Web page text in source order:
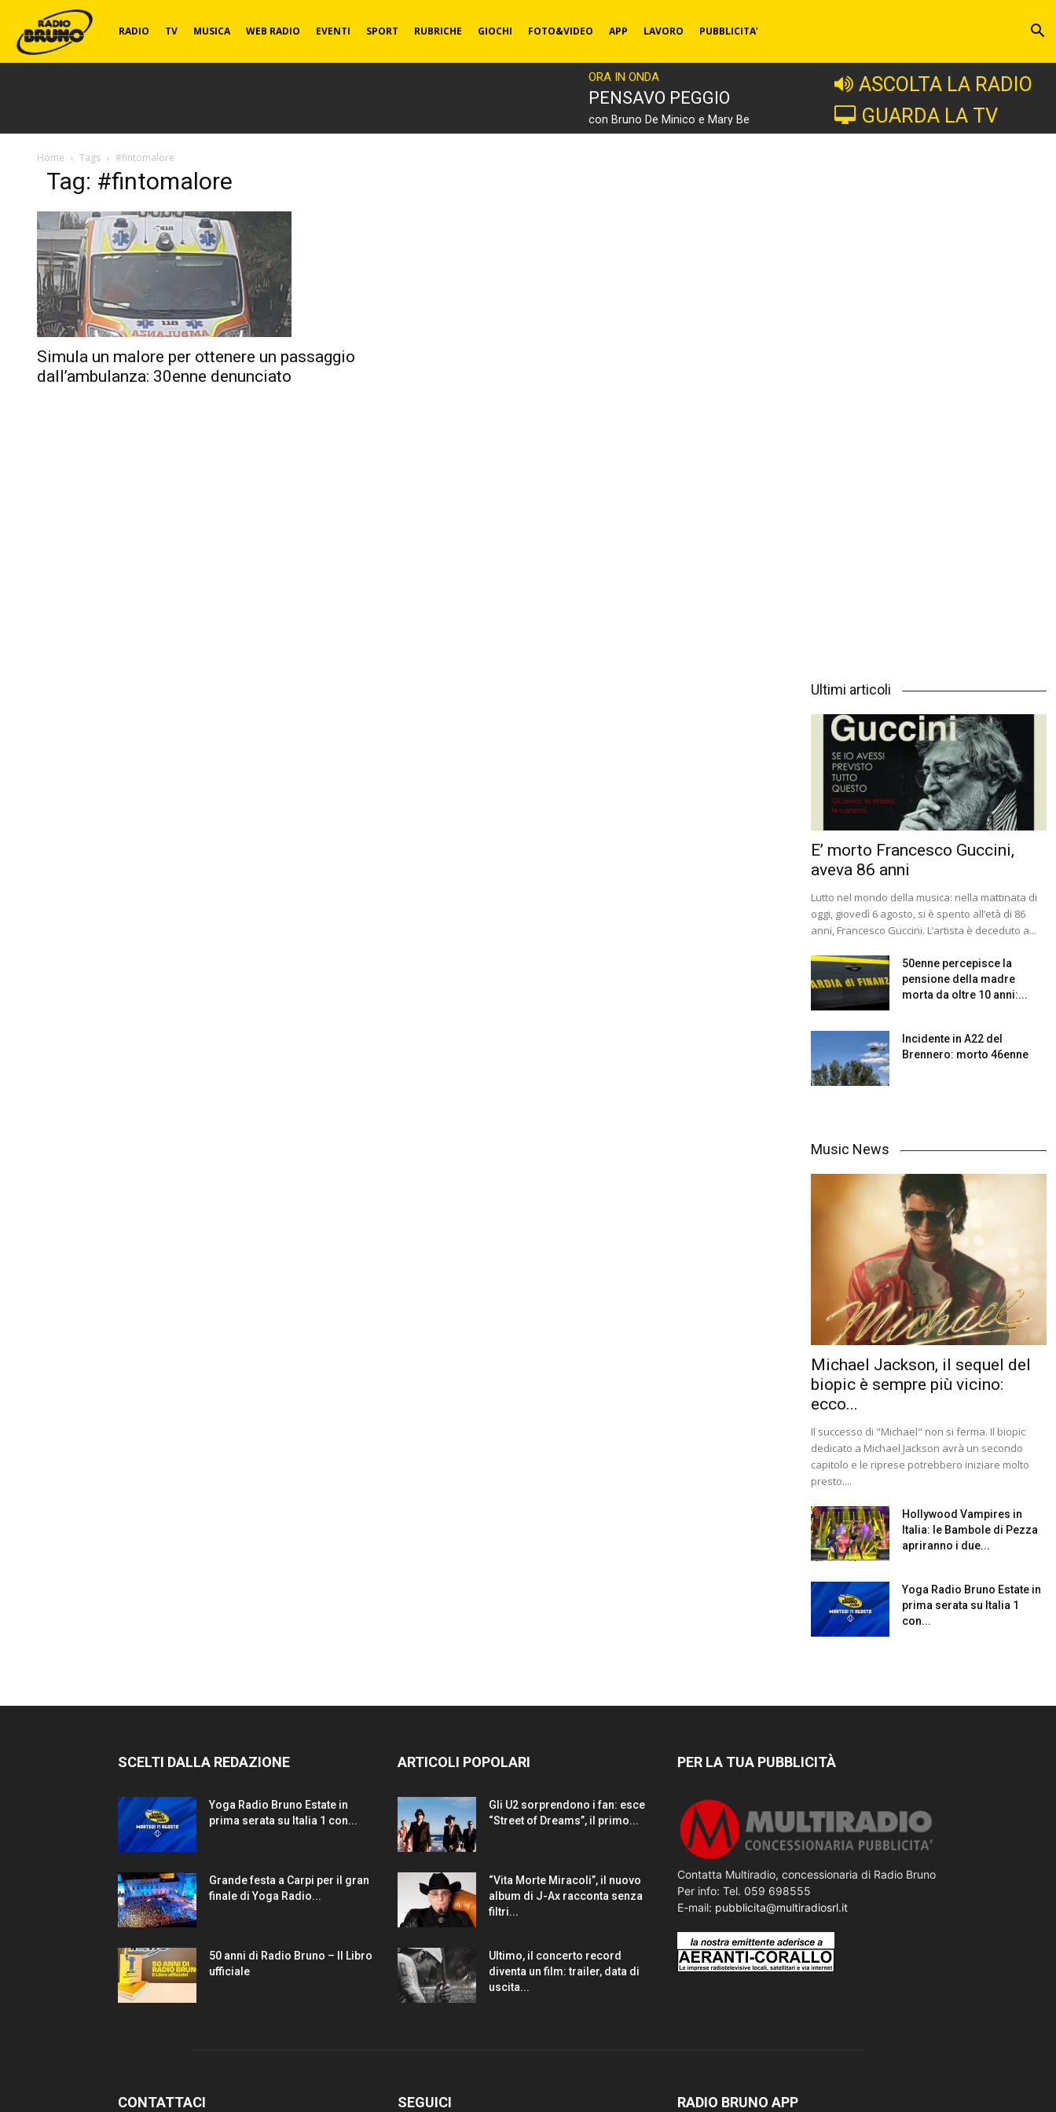
Radio
RADIO TV MUSICA WEB RADIO EVENTI SPORT RUBRICHE GIOCHI FOTO&VIDEO APP LAVORO PUBBLICITA’
ORA IN ONDA
PENSAVO PEGGIO
con Bruno De Minico e Mary Be
ASCOLTA LA RADIO
GUARDA LA TV
Home Tags #fintomalore
Tag: #fintomalore
Simula un malore per ottenere un passaggio
dall’ambulanza: 30enne denunciato
Ultimi articoli
E’ morto Francesco Guccini,
aveva 86 anni
Lutto nel mondo della musica: nella mattinata di
oggi, giovedì 6 agosto, si è spento all’età di 86
anni, Francesco Guccini. L’artista è deceduto a...
50enne percepisce la
pensione della madre
morta da oltre 10 anni:...
Incidente in A22 del
Brennero: morto 46enne
Music News
Michael Jackson, il sequel del
biopic è sempre più vicino:
ecco...
Il successo di "Michael" non si ferma. Il biopic
dedicato a Michael Jackson avrà un secondo
capitolo e le riprese potrebbero iniziare molto
presto....
Hollywood Vampires in
Italia: le Bambole di Pezza
apriranno i due...
Yoga Radio Bruno Estate in
prima serata su Italia 1
con...
SCELTI DALLA REDAZIONE
Yoga Radio Bruno Estate in
prima serata su Italia 1 con...
Grande festa a Carpi per il gran
finale di Yoga Radio...
50 anni di Radio Bruno – Il Libro
ufficiale
ARTICOLI POPOLARI
Gli U2 sorprendono i fan: esce
“Street of Dreams”, il primo...
“Vita Morte Miracoli”, il nuovo
album di J-Ax racconta senza
filtri...
Ultimo, il concerto record
diventa un film: trailer, data di
uscita...
PER LA TUA PUBBLICITÀ
Contatta Multiradio, concessionaria di Radio Bruno
Per info: Tel. 059 698555
E-mail: pubblicita@multiradiosrl.it
CONTATTACI SEGUICI RADIO BRUNO APP